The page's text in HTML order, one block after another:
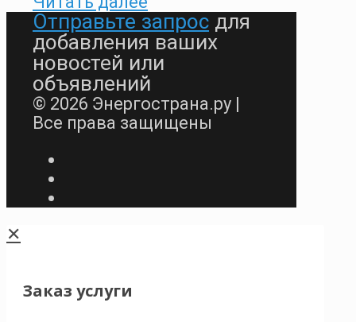
Отправьте запрос для
добавления ваших
новостей или
объявлений
© 2026 Энергострана.ру |
Все права защищены
✕
Заказ услуги